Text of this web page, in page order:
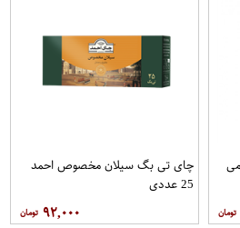
چای تی بگ سیلان مخصوص احمد
25 عددی
۹۲,۰۰۰